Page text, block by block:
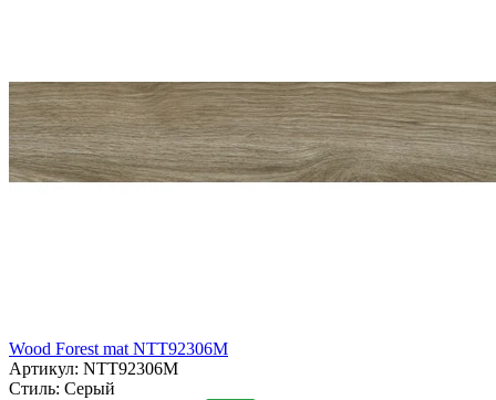
Wood Forest mat NTT92306M
Артикул: NTT92306M
Стиль: Серый